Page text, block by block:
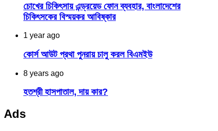
চোখের চিকিৎসায় এন্ড্রয়েড ফোন ব্যবহার, বাংলাদেশের
চিকিৎসকের বিস্ময়কর আবিষ্কার
1 year ago
কোর্স আউট প্রথা পুনরায় চালু করল বিএমইউ
8 years ago
হতশ্রী হাসপাতাল, দায় কার?
Ads